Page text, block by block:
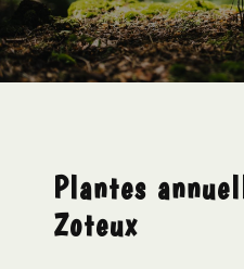
Plantes
Zoteux